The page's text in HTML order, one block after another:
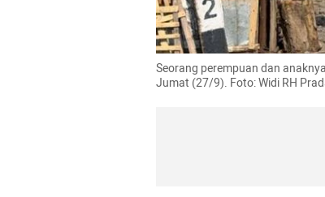
Seorang perempuan dan
Jumat (27/9). Foto: Widi RH